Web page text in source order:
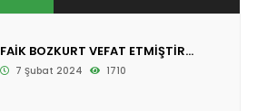
FAİK BOZKURT VEFAT ETMİŞTİR...
7 Şubat 2024 1710